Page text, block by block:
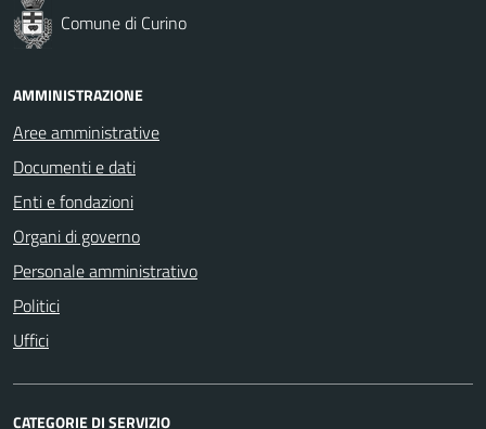
Comune di Curino
AMMINISTRAZIONE
Aree amministrative
Documenti e dati
Enti e fondazioni
Organi di governo
Personale amministrativo
Politici
Uffici
CATEGORIE DI SERVIZIO